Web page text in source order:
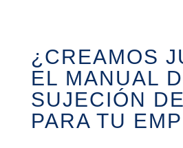
¿CREAMOS
EL MANUAL
SUJECIÓN
PARA TU